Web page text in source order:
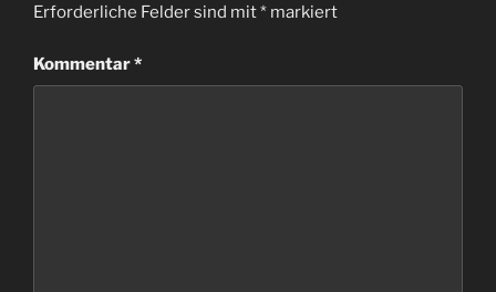
Erforderliche Felder sind mit* markiert
Kommentar*